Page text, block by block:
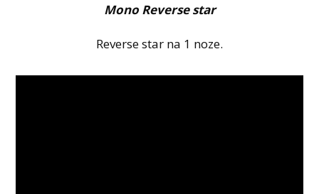
Mono Reverse star
Reverse star na 1 noze.